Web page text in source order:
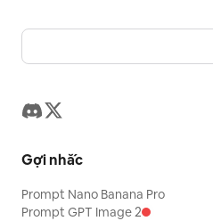
Gợi nhắc
Prompt Nano Banana Pro
Prompt GPT Image 2